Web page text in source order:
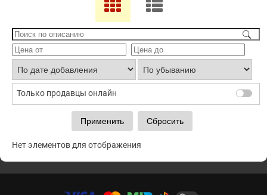
Только продавцы онлайн
Нет элементов для отображения